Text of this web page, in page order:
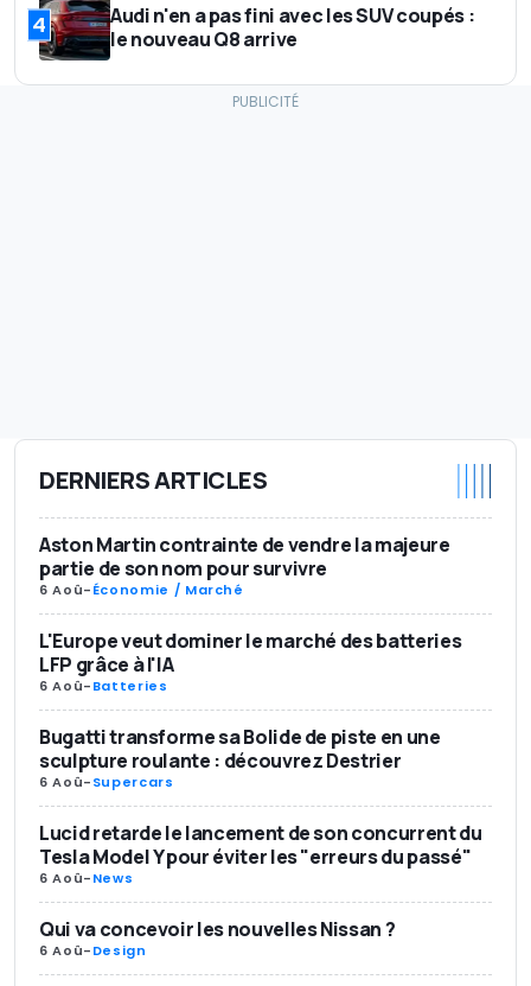
4
Audi n'en a pas fini avec les SUV coupés :
le nouveau Q8 arrive
DERNIERS ARTICLES
Aston Martin contrainte de vendre la majeure
partie de son nom pour survivre
6 Aoû-Économie / Marché
L'Europe veut dominer le marché des batteries
LFP grâce à l'IA
6 Aoû-Batteries
Bugatti transforme sa Bolide de piste en une
sculpture roulante : découvrez Destrier
6 Aoû-Supercars
Lucid retarde le lancement de son concurrent du
Tesla Model Y pour éviter les "erreurs du passé"
6 Aoû-News
Qui va concevoir les nouvelles Nissan ?
6 Aoû-Design